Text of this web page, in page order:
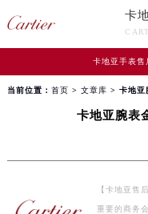
卡
卡地亚手表售
当前位置： 首页 > 文章库 > 卡地亚
卡地亚腕表
【卡地亚售
重要的商务